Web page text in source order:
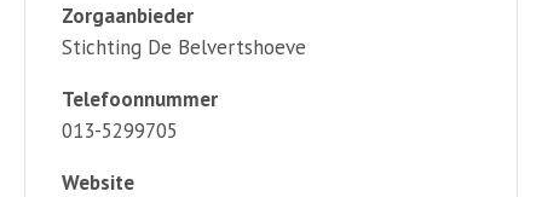
Zorgaanbieder
Stichting De Belvertshoeve
Telefoonnummer
013-5299705
Website